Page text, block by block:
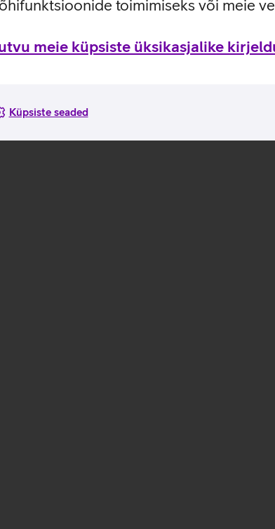
toimimiseks või meie
meie küpsiste üksikasjalike
Küpsiste seaded